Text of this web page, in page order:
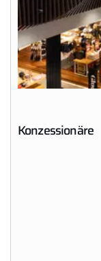
Konzessionäre